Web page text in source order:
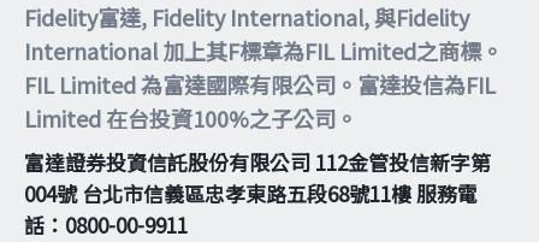
Fidelity富達, Fidelity International, 與Fidelity
International 加上其F標章為FIL Limited之商標。
FIL Limited 為富達國際有限公司。富達投信為FIL
Limited 在台投資100%之子公司。
富達證券投資信託股份有限公司 112金管投信新字第
004號 台北市信義區忠孝東路五段68號11樓 服務電
話：0800-00-9911